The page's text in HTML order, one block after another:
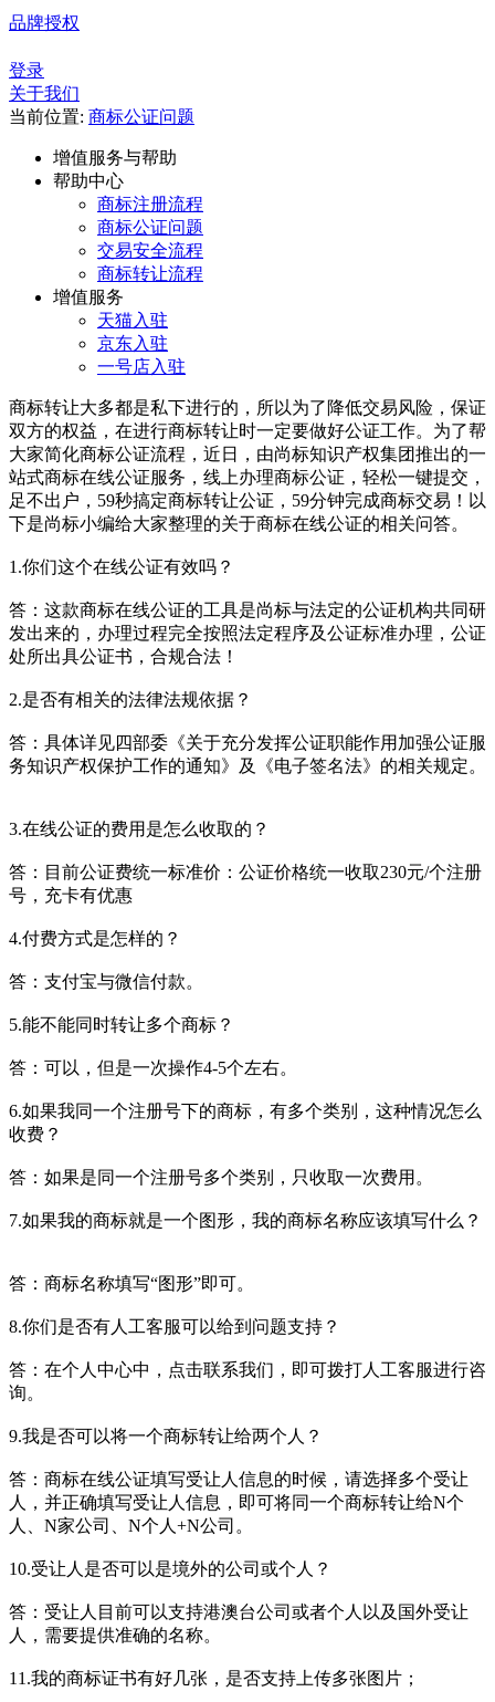
品牌授权
登录
关于我们
当前位置: 商标公证问题
增值服务与帮助
帮助中心
商标注册流程
商标公证问题
交易安全流程
商标转让流程
增值服务
天猫入驻
京东入驻
一号店入驻
商标转让大多都是私下进行的，所以为了降低交易风险，保证
双方的权益，在进行商标转让时一定要做好公证工作。为了帮
大家简化商标公证流程，近日，由尚标知识产权集团推出的一
站式商标在线公证服务，线上办理商标公证，轻松一键提交，
足不出户，59秒搞定商标转让公证，59分钟完成商标交易！以
下是尚标小编给大家整理的关于商标在线公证的相关问答。
1.你们这个在线公证有效吗？
答：这款商标在线公证的工具是尚标与法定的公证机构共同研
发出来的，办理过程完全按照法定程序及公证标准办理，公证
处所出具公证书，合规合法！
2.是否有相关的法律法规依据？
答：具体详见四部委《关于充分发挥公证职能作用加强公证服
务知识产权保护工作的通知》及《电子签名法》的相关规定。
3.在线公证的费用是怎么收取的？
答：目前公证费统一标准价：公证价格统一收取230元/个注册
号，充卡有优惠
4.付费方式是怎样的？
答：支付宝与微信付款。
5.能不能同时转让多个商标？
答：可以，但是一次操作4-5个左右。
6.如果我同一个注册号下的商标，有多个类别，这种情况怎么
收费？
答：如果是同一个注册号多个类别，只收取一次费用。
7.如果我的商标就是一个图形，我的商标名称应该填写什么？
答：商标名称填写“图形”即可。
8.你们是否有人工客服可以给到问题支持？
答：在个人中心中，点击联系我们，即可拨打人工客服进行咨
询。
9.我是否可以将一个商标转让给两个人？
答：商标在线公证填写受让人信息的时候，请选择多个受让
人，并正确填写受让人信息，即可将同一个商标转让给N个
人、N家公司、N个人+N公司。
10.受让人是否可以是境外的公司或个人？
答：受让人目前可以支持港澳台公司或者个人以及国外受让
人，需要提供准确的名称。
11.我的商标证书有好几张，是否支持上传多张图片；